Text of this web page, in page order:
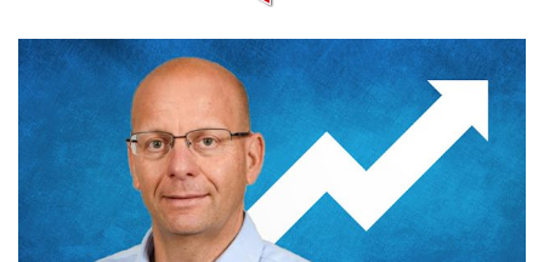
מדדים
ומחקרים
דעות
רכילות
עסקית